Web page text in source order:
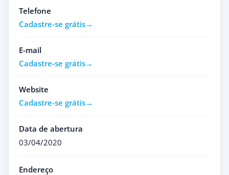
Telefone
Cadastre-se grátis
E-mail
Cadastre-se grátis
Website
Cadastre-se grátis
Data de abertura
03/04/2020
Endereço